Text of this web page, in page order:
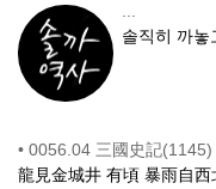
...
솔직히 까놓
• 0056.04 三國史記(1145)
龍見金城井 有頃 暴雨自